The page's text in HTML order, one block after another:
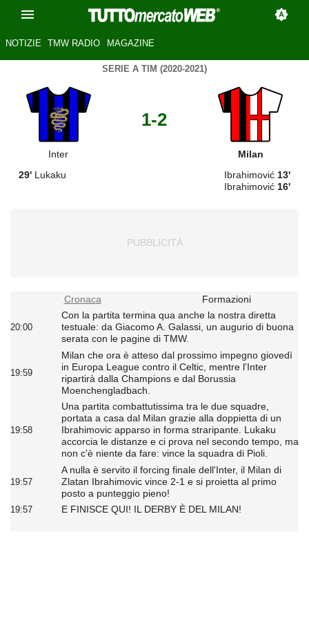
NOTIZIE TMW RADIO MAGAZINE
SERIE A TIM (2020-2021)
Inter
1-2
Milan
29' Lukaku Ibrahimović 13'
Ibrahimović 16'
Cronaca Formazioni
20:00
Con la partita termina qua anche la nostra diretta
testuale: da Giacomo A. Galassi, un augurio di buona
serata con le pagine di TMW.
19:59
Milan che ora è atteso dal prossimo impegno giovedì
in Europa League contro il Celtic, mentre l'Inter
ripartirà dalla Champions e dal Borussia
Moenchengladbach.
19:58
Una partita combattutissima tra le due squadre,
portata a casa dal Milan grazie alla doppietta di un
Ibrahimovic apparso in forma straripante. Lukaku
accorcia le distanze e ci prova nel secondo tempo, ma
non c'è niente da fare: vince la squadra di Pioli.
19:57
A nulla è servito il forcing finale dell'Inter, il Milan di
Zlatan Ibrahimovic vince 2-1 e si proietta al primo
posto a punteggio pieno!
19:57 E FINISCE QUI! IL DERBY È DEL MILAN!